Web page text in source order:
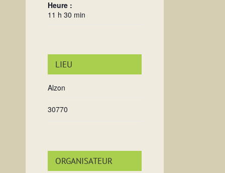
Heure :
11 h 30 min
LIEU
Alzon
30770
ORGANISATEUR